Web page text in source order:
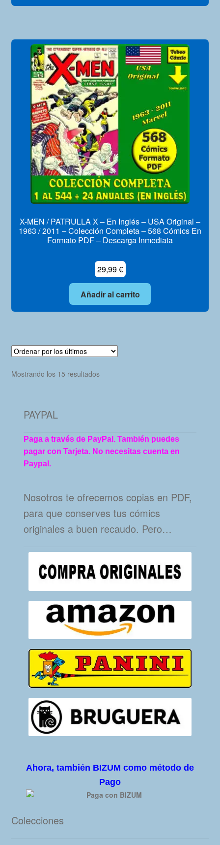
X-MEN / PATRULLA X – En Inglés – USA Original –
1963 / 2011 – Colección Completa – 568 Cómics En
Formato PDF – Descarga Inmediata
29,99€
Añadir al carrito
Mostrando los 15 resultadosOrdenado
PAYPAL
Paga a través de PayPal. También puedes
pagar con Tarjeta. No necesitas cuenta en
Paypal.
Nosotros te ofrecemos copias en PDF,
para que conserves tus cómics
originales a buen recaudo. Pero…
Ahora, también BIZUM como método de
Pago
Colecciones